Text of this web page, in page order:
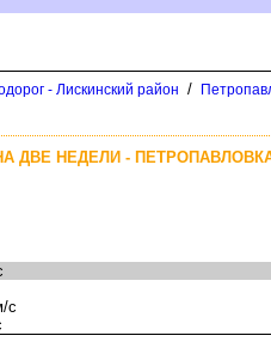
- Лискинский район /
ДВЕ НЕДЕЛИ -
с